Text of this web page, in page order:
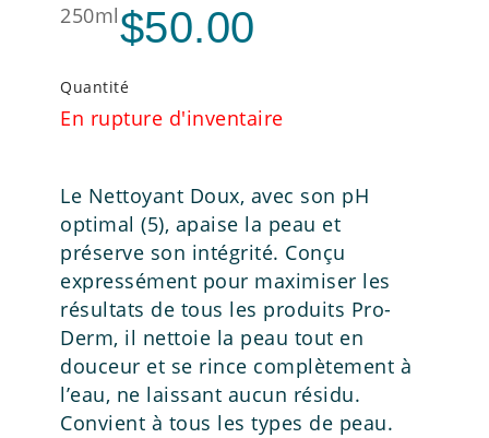
250ml$50.00
Quantité
En rupture d'inventaire
Le Nettoyant Doux, avec son pH
optimal (5), apaise la peau et
préserve son intégrité. Conçu
expressément pour maximiser les
résultats de tous les produits Pro-
Derm, il nettoie la peau tout en
douceur et se rince complètement à
l’eau, ne laissant aucun résidu.
Convient à tous les types de peau.